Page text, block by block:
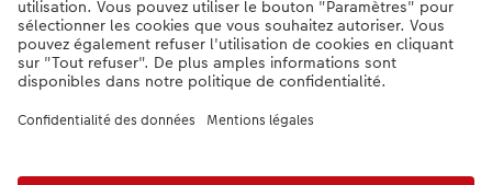
Si vous avez des questions concernant nos produits ou votre commande,
n'hésitez pas à nous contacter du lundi au dimanche, de 9h00 à 20h00
(hors jours fériés), au numéro de téléphone044 499 10 37• 7j/7 • de 9h à